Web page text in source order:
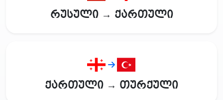
რუსული → ქართული
ქართული → თურქული